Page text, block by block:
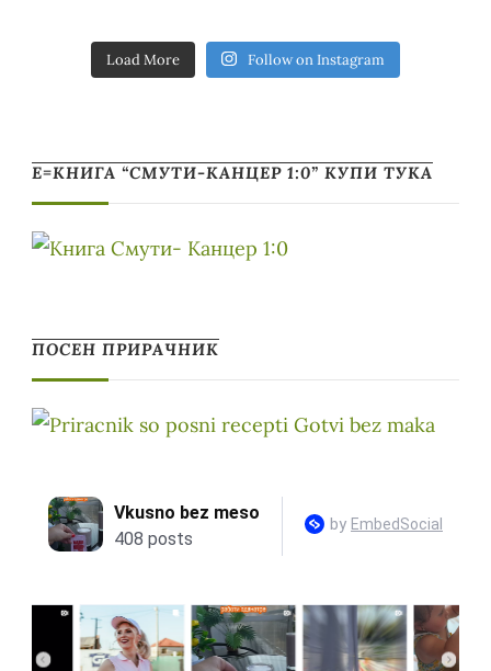
Load More Follow on Instagram
Е=КНИГА “СМУТИ-КАНЦЕР 1:0” КУПИ ТУКА
ПОСЕН ПРИРАЧНИК